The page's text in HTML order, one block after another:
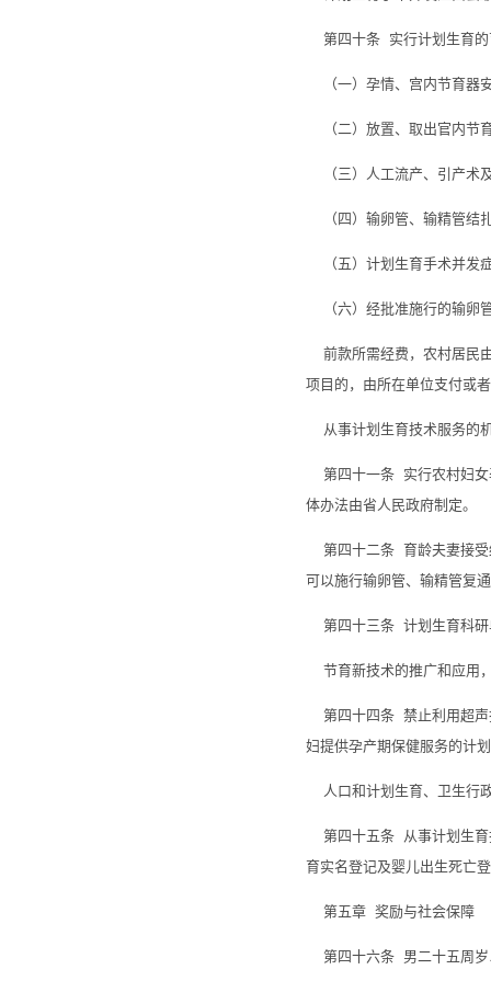
第四十条 实行计划生育的
（一）孕情、宫内节育器
（二）放置、取出官内节
（三）人工流产、引产术
（四）输卵管、输精管结
（五）计划生育手术并发
（六）经批准施行的输卵
前款所需经费，农村居民
项目的，由所在单位支付或
从事计划生育技术服务的
第四十一条 实行农村妇女
体办法由省人民政府制定。
第四十二条 育龄夫妻接受
可以施行输卵管、输精管复
第四十三条 计划生育科研
节育新技术的推广和应用
第四十四条 禁止利用超声
妇提供孕产期保健服务的计
人口和计划生育、卫生行
第四十五条 从事计划生育
育实名登记及婴儿出生死亡
第五章 奖励与社会保障
第四十六条 男二十五周岁